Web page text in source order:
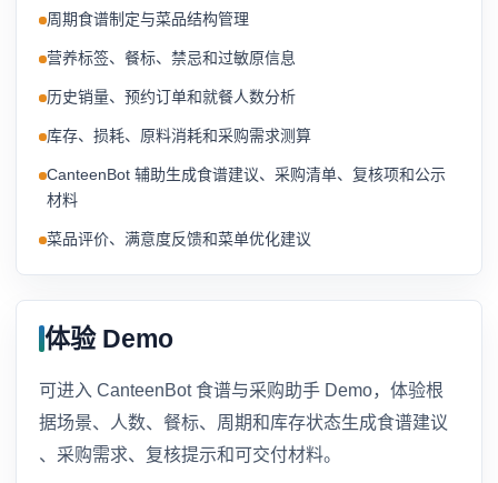
周期食谱制定与菜品结构管理
营养标签、餐标、禁忌和过敏原信息
历史销量、预约订单和就餐人数分析
库存、损耗、原料消耗和采购需求测算
CanteenBot 辅助生成食谱建议、采购清单、复核项和公示
材料
菜品评价、满意度反馈和菜单优化建议
体验 Demo
可进入 CanteenBot 食谱与采购助手 Demo，体验根
据场景、人数、餐标、周期和库存状态生成食谱建议
、采购需求、复核提示和可交付材料。